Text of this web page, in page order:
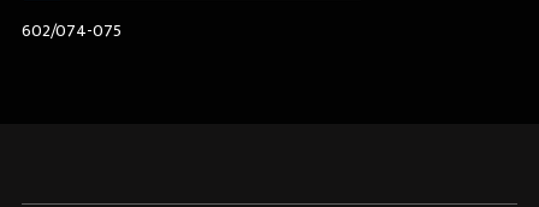
602/074-075